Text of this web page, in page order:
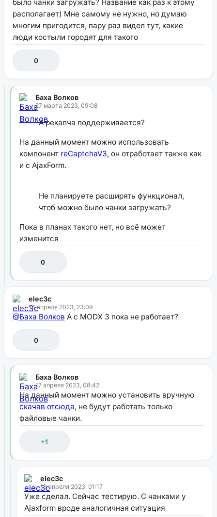
было чанки загружать? Название как раз к этому
располагает) Мне самому не нужно, но думаю
многим пригодится, пару раз видел тут, какие
люди костыли городят для такого
0
Баха Волков
27 марта 2023, 09:08
А рекапча поддерживается?
На данный момент можно использовать
компонент reCaptchaV3, он отработает также как
и с AjaxForm.
Не планируете расширять функционал,
чтоб можно было чанки загружать?
Пока в планах такого нет, но всё может
изменится
0
elec3c
16 апреля 2023, 23:09
@Баха Волков А с MODX 3 пока не работает?
0
Баха Волков
17 апреля 2023, 08:42
На данный момент можно установить вручную
скачав отсюда, не будут работать только
файловые чанки.
+1
elec3c
19 апреля 2023, 01:17
Уже сделал. Сейчас тестирую. С чанками у
Ajaxform вроде аналогичная ситуация